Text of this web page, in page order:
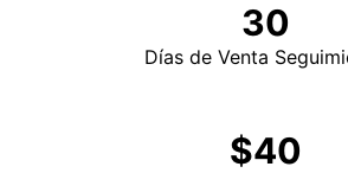
30
Días de Venta
$40